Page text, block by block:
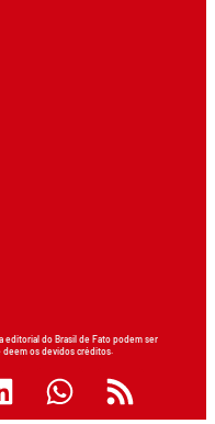
editorial do Brasil de Fato podem ser
deem os devidos créditos.